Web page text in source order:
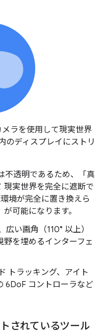
ラを使用して現実世界
のディスプレイにストリ
不透明であるため、「真
現実世界を完全に遮断で
境が完全に置き換えら
可能になります。
い画角（110° 以上）
を埋めるインターフェ
トラッキング、アイト
6DoF コントローラなど
されているツール